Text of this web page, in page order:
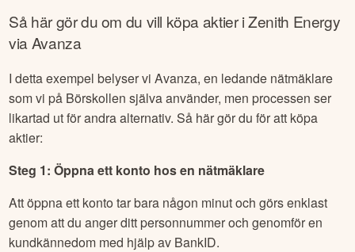
Så här gör du om du vill köpa aktier iZenith Energy
via Avanza
I detta exempel belyser vi Avanza, en ledande nätmäklare
som vi på Börskollen själva använder, men processen ser
likartad ut för andra alternativ. Så här gör du för att köpa
aktier:
Steg 1: Öppna ett konto hos en nätmäklare
Att öppna ett konto tar bara någon minut och görs enklast
genom att du anger ditt personnummer och genomför en
kundkännedom med hjälp av BankID.